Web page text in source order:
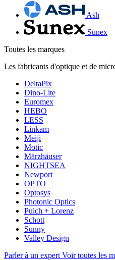
Ash
Sunex
Toutes les marques
Les fabricants d'optique et de
DeltaPix
Dino-Lite
Euromex
HEBO
LESS
Linkam
Meiji
Motic
Märzhäuser
NIGHTSEA
Newport
OPTO
Optosys
Photonic Optics
Pulch + Lorenz
Schott
Sunny
Valley Design
Parler à un expert Voir toutes les